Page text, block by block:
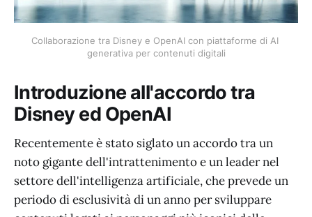
Collaborazione tra Disney e OpenAI con piattaforme di AI
generativa per contenuti digitali
Introduzione all'accordo tra
Disney ed OpenAI
Recentemente è stato siglato un accordo tra un
noto gigante dell'intrattenimento e un leader nel
settore dell'intelligenza artificiale, che prevede un
periodo di esclusività di un anno per sviluppare